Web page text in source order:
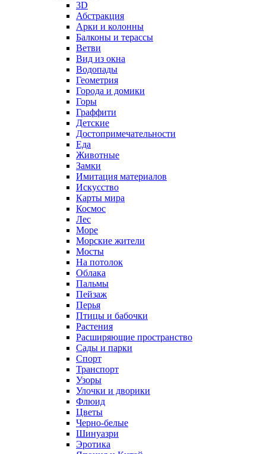
3D
Абстракция
Арки и колонны
Балконы и терассы
Ветви
Вид из окна
Водопады
Геометрия
Города и домики
Горы
Граффити
Детские
Достопримечательности
Еда
Животные
Замки
Имитация материалов
Искусство
Карты мира
Космос
Лес
Море
Морские жители
Мосты
На потолок
Облака
Пальмы
Пейзаж
Перья
Птицы и бабочки
Растения
Расширяющие пространство
Сады и парки
Спорт
Транспорт
Узоры
Улочки и дворики
Флюид
Цветы
Черно-белые
Шинуазри
Эротика